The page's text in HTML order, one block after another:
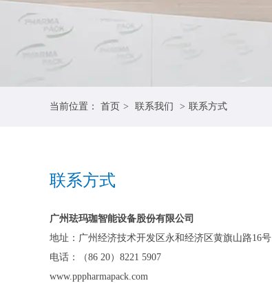
当前位置： 首页 > 联系我们 > 联系方式
联系方式
广州珐玛珈智能设备股份有限公司
地址：广州经济技术开发区永和经济区黄旗山路16号
电话：（86 20）8221 5907
www.pppharmapack.com